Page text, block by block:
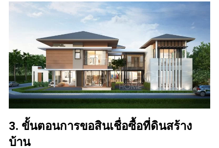
3. ขั้นตอนการขอสินเชื่อซื้อที่ดินสร้าง
บ้าน